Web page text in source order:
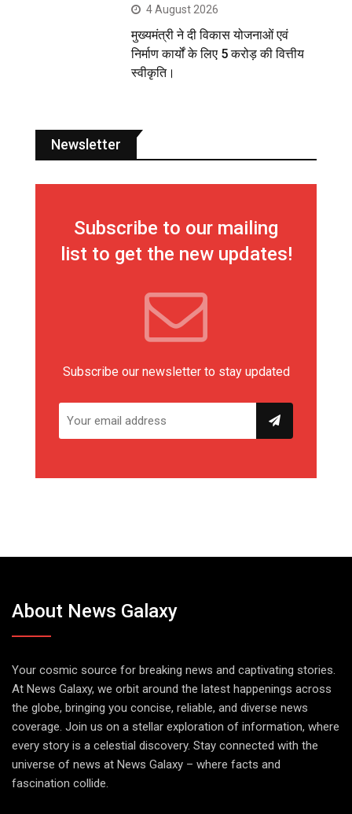
4 August 2026
मुख्यमंत्री ने दी विकास योजनाओं एवं
निर्माण कार्यों के लिए 5 करोड़ की वित्तीय
स्वीकृति।
Newsletter
Subscribe to our mailing
list to get the new updates!
Subscribe our newsletter to stay updated
About News Galaxy
Your cosmic source for breaking news and captivating stories.
At News Galaxy, we orbit around the latest happenings across
the globe, bringing you concise, reliable, and diverse news
coverage. Join us on a stellar exploration of information, where
every story is a celestial discovery. Stay connected with the
universe of news at News Galaxy – where facts and
fascination collide.